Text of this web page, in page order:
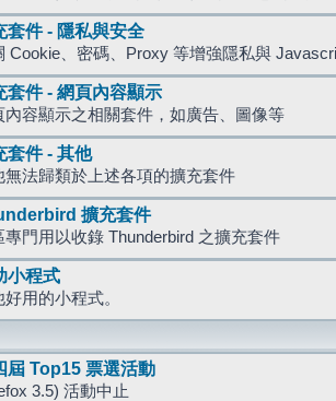
套件 - 隱私與安全
Cookie、密碼、Proxy 等增強隱私與
套件 - 網頁內容顯示
內容顯示之相關套件，如廣告、圖像等
套件 - 其他
無法歸類於上述各項的擴充套件
擴充套件
專門用以收錄 Thunderbird 之擴充套件
小程式
好用的小程式。
屆 Top15 票選活動
3.5) 活動中止